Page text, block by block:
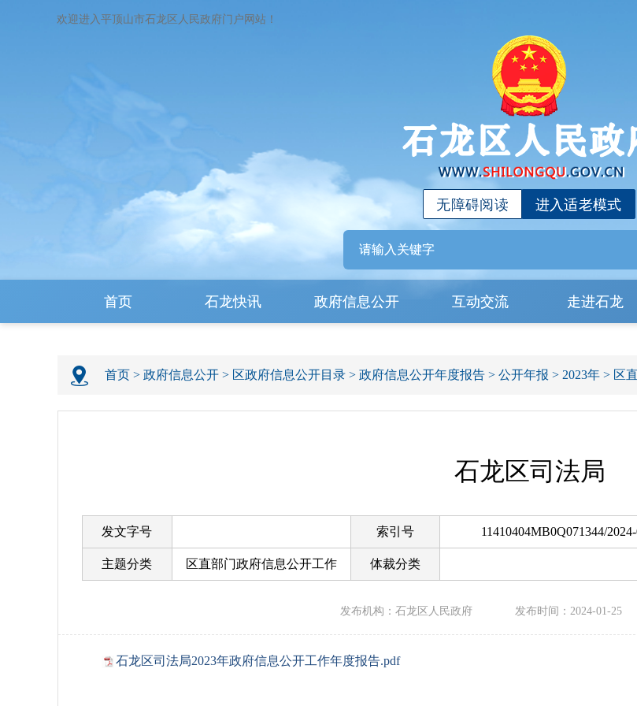
欢迎进入平顶山市石龙区人民政府门户网站！
进入适老模式
无障碍阅读
首页 石龙快讯 政府信息公开 互动交流 走进石龙
首页 > 政府信息公开 > 区政府信息公开目录 > 政府信息公开年度报告 > 公开年报 > 2023年 > 区
石龙区司法局
发文字号 索引号 11410404MB0Q071344/2024-
主题分类 区直部门政府信息公开工作 体裁分类
发布机构：石龙区人民政府 发布时间：2024-01-25
石龙区司法局2023年政府信息公开工作年度报告.pdf